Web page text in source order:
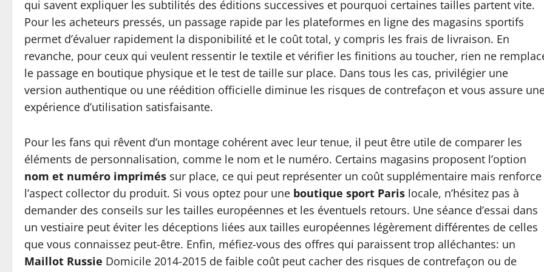
qui savent expliquer les subtilités des éditions successives et pourquoi certaines tailles partent vite.
Pour les acheteurs pressés, un passage rapide par les plateformes en ligne des magasins sportifs
permet d’évaluer rapidement la disponibilité et le coût total, y compris les frais de livraison. En
revanche, pour ceux qui veulent ressentir le textile et vérifier les finitions au toucher, rien ne
le passage en boutique physique et le test de taille sur place. Dans tous les cas, privilégier une
version authentique ou une réédition officielle diminue les risques de contrefaçon et vous assure
expérience d’utilisation satisfaisante.
Pour les fans qui rêvent d’un montage cohérent avec leur tenue, il peut être utile de comparer les
éléments de personnalisation, comme le nom et le numéro. Certains magasins proposent l’option
nom et numéro imprimés sur place, ce qui peut représenter un coût supplémentaire mais renforce
l’aspect collector du produit. Si vous optez pour une boutique sport Paris locale, n’hésitez pas à
demander des conseils sur les tailles européennes et les éventuels retours. Une séance d’essai dans
un vestiaire peut éviter les déceptions liées aux tailles européennes légèrement différentes de celles
que vous connaissez peut-être. Enfin, méfiez-vous des offres qui paraissent trop alléchantes: un
Maillot Russie Domicile 2014-2015 de faible coût peut cacher des risques de contrefaçon ou de